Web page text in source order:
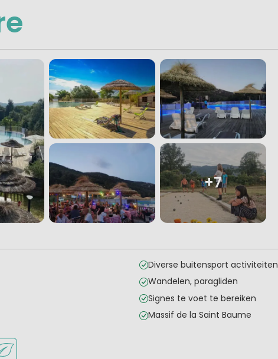
+7
Diverse buitensport activiteiten
Wandelen, paragliden
Signes te voet te bereiken
Massif de la Saint Baume
kinderen
om te sporten
of pizzeria
ligging